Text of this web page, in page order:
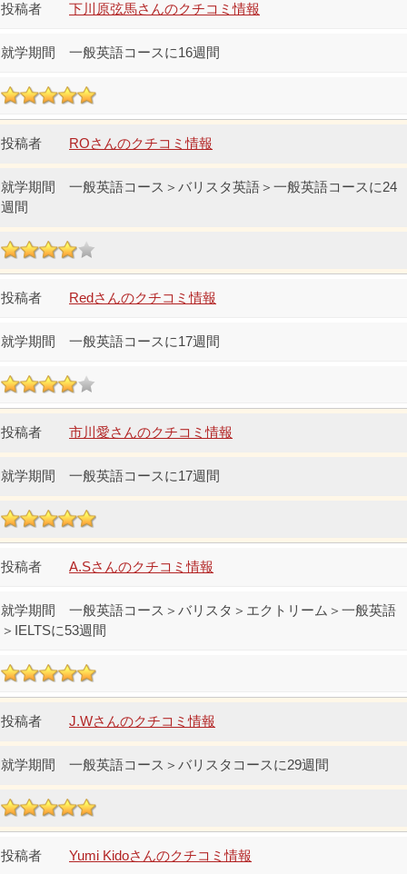
下川原弦馬さんのクチコミ情報
一般英語コースに16週間
ROさんのクチコミ情報
一般英語コース＞バリスタ英語＞一般英語コースに24
週間
Redさんのクチコミ情報
一般英語コースに17週間
市川愛さんのクチコミ情報
一般英語コースに17週間
A.Sさんのクチコミ情報
一般英語コース＞バリスタ＞エクトリーム＞一般英語
＞IELTSに53週間
J.Wさんのクチコミ情報
一般英語コース＞バリスタコースに29週間
Yumi Kidoさんのクチコミ情報